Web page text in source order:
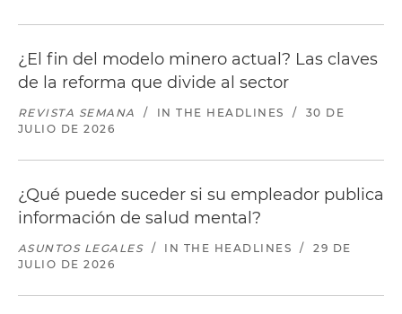
¿El fin del modelo minero actual? Las claves
de la reforma que divide al sector
REVISTA SEMANA / IN THE HEADLINES /
30 DE
JULIO DE 2026
¿Qué puede suceder si su empleador publica
información de salud mental?
ASUNTOS LEGALES / IN THE HEADLINES /
29 DE
JULIO DE 2026